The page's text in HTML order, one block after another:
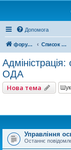
Допомога
форум Полтави Список форумів
Адміністрація:
ОДА
Нова тема
Управління
Останнє